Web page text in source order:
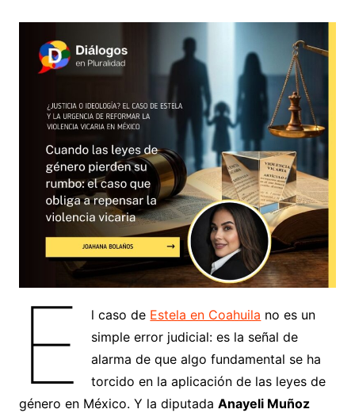
E l caso de Estela en Coahuila no es un
simple error judicial: es la señal de
alarma de que algo fundamental se ha
torcido en la aplicación de las leyes de
género en México. Y la diputada Anayeli Muñoz